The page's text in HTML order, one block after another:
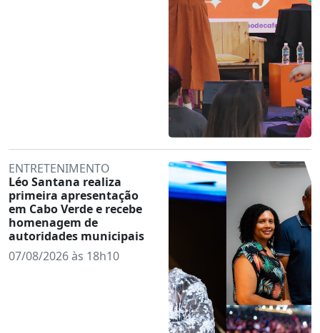
ENTRETENIMENTO
Léo Santana realiza
primeira apresentação
em Cabo Verde e recebe
homenagem de
autoridades municipais
07/08/2026 às 18h10